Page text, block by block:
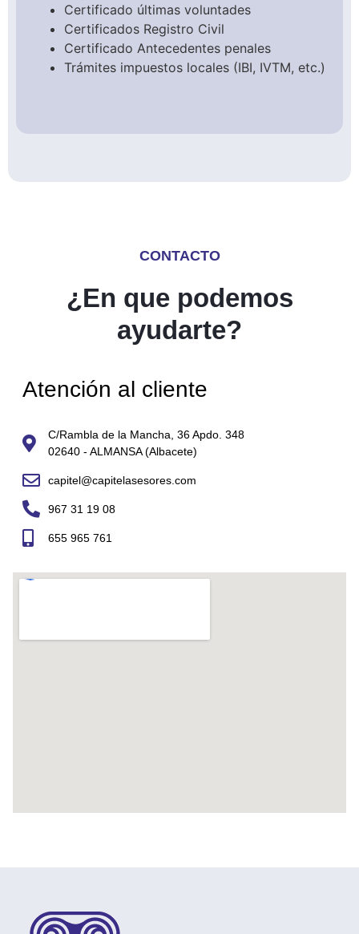
Certificado últimas voluntades
Certificados Registro Civil
Certificado Antecedentes penales
Trámites impuestos locales (IBI, IVTM, etc.)
CONTACTO
¿En que podemos
ayudarte?
Atención al cliente
C/Rambla de la Mancha, 36 Apdo. 348
02640 - ALMANSA (Albacete)
capitel@capitelasesores.com
967 31 19 08
655 965 761